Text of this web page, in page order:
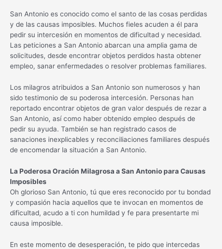
San Antonio es conocido como el santo de las cosas perdidas
y de las causas imposibles. Muchos fieles acuden a él para
pedir su intercesión en momentos de dificultad y necesidad.
Las peticiones a San Antonio abarcan una amplia gama de
solicitudes, desde encontrar objetos perdidos hasta obtener
empleo, sanar enfermedades o resolver problemas familiares.
Los milagros atribuidos a San Antonio son numerosos y han
sido testimonio de su poderosa intercesión. Personas han
reportado encontrar objetos de gran valor después de rezar a
San Antonio, así como haber obtenido empleo después de
pedir su ayuda. También se han registrado casos de
sanaciones inexplicables y reconciliaciones familiares después
de encomendar la situación a San Antonio.
La Poderosa Oración Milagrosa a San Antonio para Causas
Imposibles
Oh glorioso San Antonio, tú que eres reconocido por tu bondad
y compasión hacia aquellos que te invocan en momentos de
dificultad, acudo a ti con humildad y fe para presentarte mi
causa imposible.
En este momento de desesperación, te pido que intercedas